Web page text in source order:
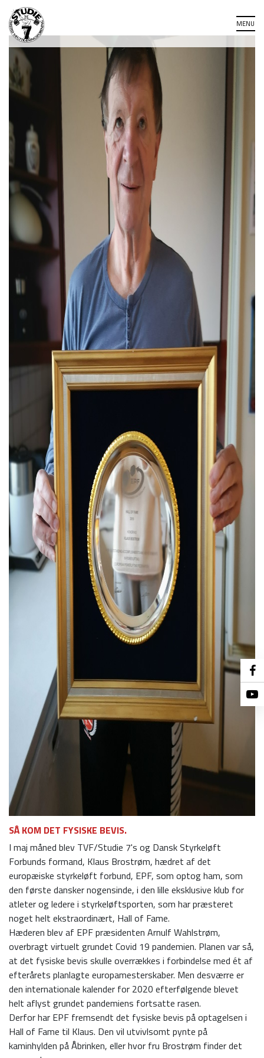
SÅ KOM DET FYSISKE BEVIS.
I maj måned blev TVF/Studie 7's og Dansk Styrkeløft
Forbunds formand, Klaus Brostrøm, hædret af det
europæiske styrkeløft forbund, EPF, som optog ham, som
den første dansker nogensinde, i den lille eksklusive klub for
atleter og ledere i styrkeløftsporten, som har præsteret
noget helt ekstraordinært, Hall of Fame.
Hæderen blev af EPF præsidenten Arnulf Wahlstrøm,
overbragt virtuelt grundet Covid 19 pandemien. Planen var så,
at det fysiske bevis skulle overrækkes i forbindelse med ét af
efterårets planlagte europamesterskaber. Men desværre er
den internationale kalender for 2020 efterfølgende blevet
helt aflyst grundet pandemiens fortsatte rasen.
Derfor har EPF fremsendt det fysiske bevis på optagelsen i
Hall of Fame til Klaus. Den vil utvivlsomt pynte på
kaminhylden på Åbrinken, eller hvor fru Brostrøm finder det